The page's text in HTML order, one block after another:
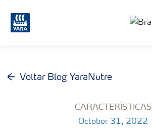
Voltar Blog YaraNutre
CARACTERÍSTICAS
October 31, 2022